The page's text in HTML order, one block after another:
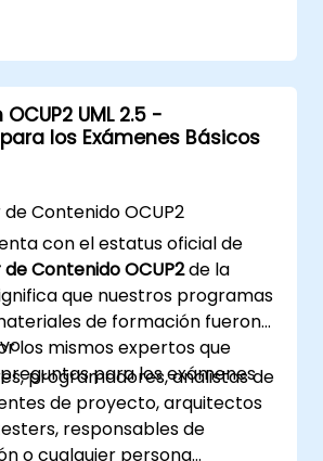
UML 2.5 -
los Exámenes Básicos
Contenido OCUP2
con el estatus oficial de
Contenido OCUP2de la
que nuestros programas
de formación fueron
los mismos expertos que
para los exámenes
programadores, analistas de
de proyecto, arquitectos
responsables de
o cualquier persona